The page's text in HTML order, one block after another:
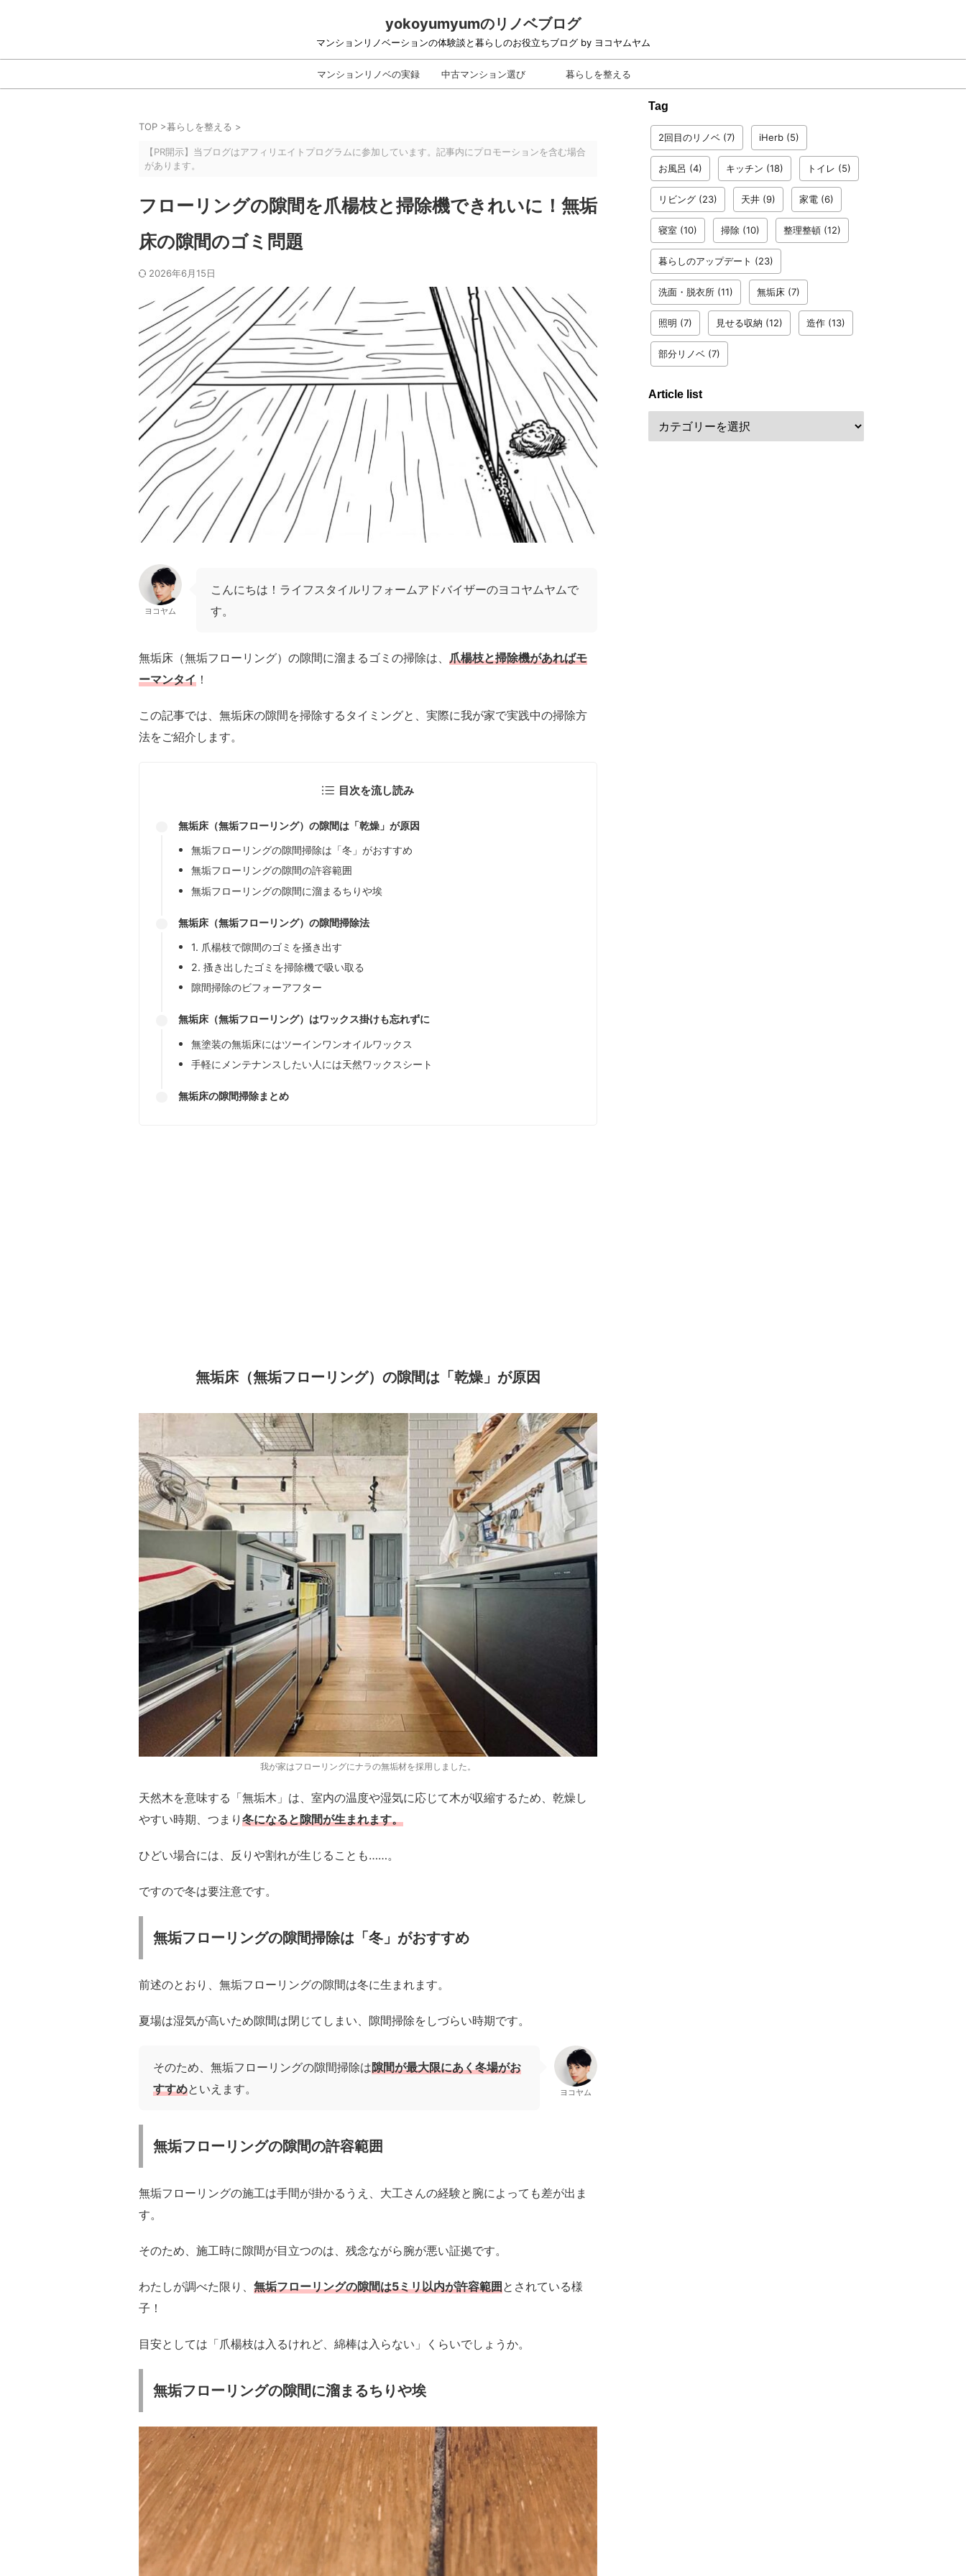
yokoyumyumのリノベブログ
マンションリノベーションの体験談と暮らしのお役立ちブログ by ヨコヤムヤム
マンションリノベの実録 中古マンション選び 暮らしを整える
TOP >暮らしを整える >
【PR開示】当ブログはアフィリエイトプログラムに参加しています。記事内にプロモーションを含む場合
があります。
フローリングの隙間を爪楊枝と掃除機できれいに！無垢
床の隙間のゴミ問題
2026年6月15日
ヨコヤム
こんにちは！ライフスタイルリフォームアドバイザーのヨコヤムヤムで
す。
無垢床（無垢フローリング）の隙間に溜まるゴミの掃除は、 爪楊枝と掃除機があればモ
ーマンタイ ！
この記事では、無垢床の隙間を掃除するタイミングと、実際に我が家で実践中の掃除方
法をご紹介します。
目次を流し読み
無垢床（無垢フローリング）の隙間は「乾燥」が原因
無垢フローリングの隙間掃除は「冬」がおすすめ
無垢フローリングの隙間の許容範囲
無垢フローリングの隙間に溜まるちりや埃
無垢床（無垢フローリング）の隙間掃除法
1. 爪楊枝で隙間のゴミを掻き出す
2. 搔き出したゴミを掃除機で吸い取る
隙間掃除のビフォーアフター
無垢床（無垢フローリング）はワックス掛けも忘れずに
無塗装の無垢床にはツーインワンオイルワックス
手軽にメンテナンスしたい人には天然ワックスシート
無垢床の隙間掃除まとめ
無垢床（無垢フローリング）の隙間は「乾燥」が原因
我が家はフローリングにナラの無垢材を採用しました。
天然木を意味する「無垢木」は、室内の温度や湿気に応じて木が収縮するため、乾燥し
やすい時期、つまり 冬になると隙間が生まれます。
ひどい場合には、反りや割れが生じることも……。
ですので冬は要注意です。
無垢フローリングの隙間掃除は「冬」がおすすめ
前述のとおり、無垢フローリングの隙間は冬に生まれます。
夏場は湿気が高いため隙間は閉じてしまい、隙間掃除をしづらい時期です。
そのため、無垢フローリングの隙間掃除は隙間が最大限にあく冬場がお
すすめといえます。 ヨコヤム
無垢フローリングの隙間の許容範囲
無垢フローリングの施工は手間が掛かるうえ、大工さんの経験と腕によっても差が出ま
す。
そのため、施工時に隙間が目立つのは、残念ながら腕が悪い証拠です。
わたしが調べた限り、 無垢フローリングの隙間は5ミリ以内が許容範囲とされている様
子！
目安としては「爪楊枝は入るけれど、綿棒は入らない」くらいでしょうか。
無垢フローリングの隙間に溜まるちりや埃
Tag
2回目のリノベ (7) iHerb (5)
お風呂 (4) キッチン (18) トイレ (5)
リビング (23) 天井 (9) 家電 (6)
寝室 (10) 掃除 (10) 整理整頓 (12)
暮らしのアップデート (23)
洗面・脱衣所 (11) 無垢床 (7)
照明 (7) 見せる収納 (12) 造作 (13)
部分リノベ (7)
Article list